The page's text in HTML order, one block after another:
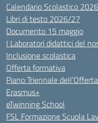
Calendario Scolastico
Libri di testo 2026/27
Documento 15 maggio
I Laboratori didattici del
Inclusione scolastica
Offerta formativa
Piano Triennale
Erasmus+
eTwinning School
FSL Formazione Scuola